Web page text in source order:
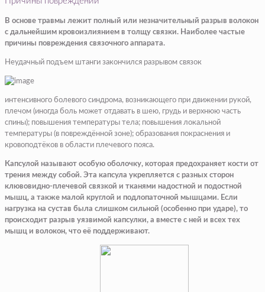
В основе травмы лежит полный или незначительный разрыв волокон
с дальнейшим кровоизлиянием в толщу связки. Наиболее частые
причины повреждения связочного аппарата.
Неудачный подъем штанги закончился разрывом связок
интенсивного болевого синдрома, возникающего при движении рукой,
плечом (иногда боль может отдавать в шею, грудь и верхнюю часть
спины); повышения температуры тела; повышения локальной
температуры (в повреждённой зоне); образования покраснения и
кровоподтёков в области плечевого пояса.
Капсулой называют особую оболочку, которая предохраняет кости от
трения между собой. Эта капсула укрепляется с разных сторон
клювовидно-плечевой связкой и тканями надостной и подостной
мышц, а также малой круглой и подлопаточной мышцами. Если
нагрузка на сустав была слишком сильной (особенно при ударе), то
происходит разрыв уязвимой капсулки, а вместе с ней и всех тех
мышц и волокон, что её поддерживают.